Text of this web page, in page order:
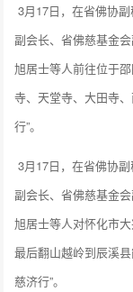
3月17日，在省佛协
副会长、省佛慈基金
旭居士等人前往位于
寺、天堂寺、大田寺
行”。
3月17日，在省佛协
副会长、省佛慈基金
旭居士等人对怀化市
最后翻山越岭到辰溪
慈济行”。